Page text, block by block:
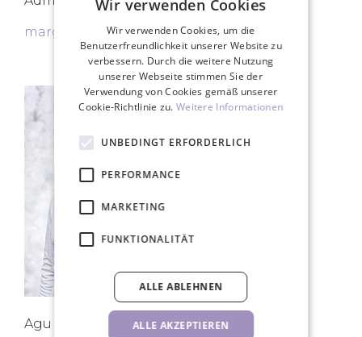
margit@starry.ee
Agu Rootsma
Wir verwenden Cookies
Wir verwenden Cookies, um die
Benutzerfreundlichkeit unserer Website zu
verbessern. Durch die weitere Nutzung
unserer Webseite stimmen Sie der
Verwendung von Cookies gemäß unserer
Cookie-Richtlinie zu.Weitere Informationen
UNBEDINGT ERFORDERLICH
PERFORMANCE
MARKETING
FUNKTIONALITÄT
ALLE AKZEPTIEREN
ALLE ABLEHNEN